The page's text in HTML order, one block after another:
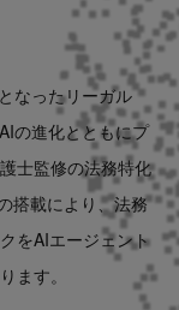
なったリーガル
の進化とともにプ
士監修の法務特化
搭載により、法務
をAIエージェント
ます。